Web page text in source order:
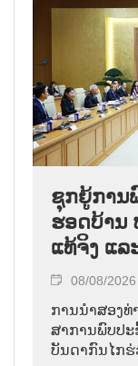
ຊຸກ​ຍູ້​ການ​
ຮອດ​ບ້ານ
ແທ້​ຈິງ ແ
08/08/2026
ການ​ນຳ​ສອງ​ທ່
ສາ​ການ​ພົບ​ປ
ບັນ​ດາ​ກົນ​ໄກ​